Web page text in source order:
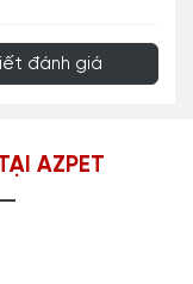
đánh giá
AZPET